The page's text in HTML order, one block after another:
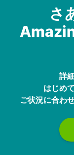
さ
詳
はじめ
ご状況に合わ